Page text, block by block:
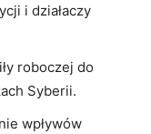
i działaczy
roboczej do
Syberii.
wpływów